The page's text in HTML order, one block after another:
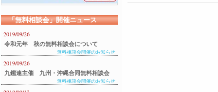
「無料相談会」開催ニュース
2019/09/26
令和元年 秋の無料相談会について
無料相談会開催のお知らせ
2019/09/26
九鑑連主催 九州・沖縄合同無料相談会
のご案内
無料相談会開催のお知らせ